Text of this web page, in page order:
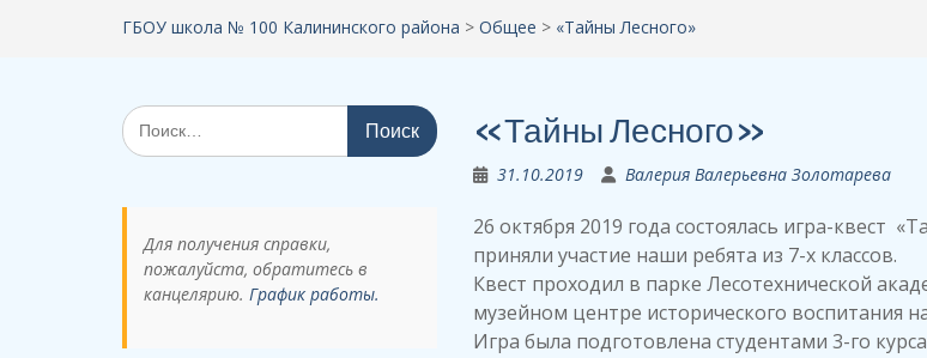
ГБОУ школа № 100 Калининского района > Общее > «Тайны Лесного»
«Тайны Лесного»
31.10.2019 Валерия Валерьевна Золотарева
26 октября 2019 года состоялась игра-квест
приняли участие наши ребята из 7-х классов.
Квест проходил в парке Лесотехнической
музейном центре исторического воспитания
Игра была подготовлена студентами 3-го
Поиск
по:
Для получения справки,
пожалуйста, обратитесь в
канцелярию. График работы.